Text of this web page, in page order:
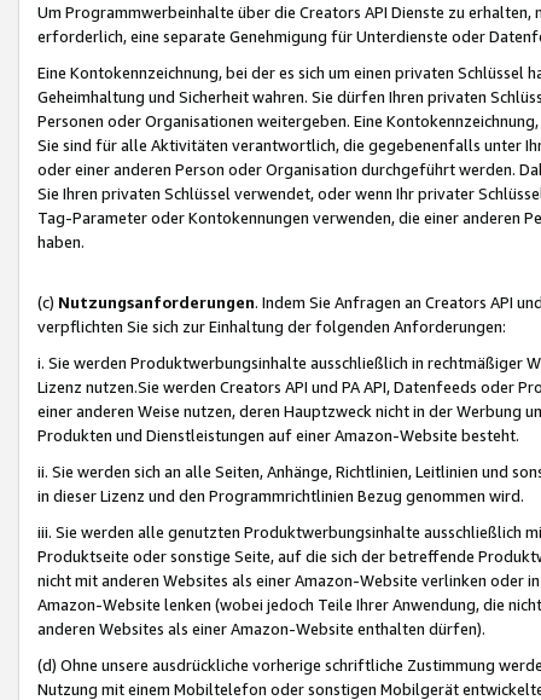
Um Programmwerbeinhalte über die Creators API Dienste zu
erforderlich, eine separate Genehmigung für Unterdienste oder
Eine Kontokennzeichnung, bei der es sich um einen privaten
Geheimhaltung und Sicherheit wahren. Sie dürfen Ihren privaten
Personen oder Organisationen weitergeben. Eine
Sie sind für alle Aktivitäten verantwortlich, die gegebenenfalls unter
oder einer anderen Person oder Organisation durchgeführt werden.
Sie Ihren privaten Schlüssel verwendet, oder wenn Ihr privater
Tag-Parameter oder Kontokennungen verwenden, die einer anderen
haben.
(c) Nutzungsanforderungen. Indem Sie Anfragen an Creators API
verpflichten Sie sich zur Einhaltung der folgenden Anforderungen:
i. Sie werden Produktwerbungsinhalte ausschließlich in rechtmäßiger
Lizenz nutzen.Sie werden Creators API und PA API, Datenfeeds oder
einer anderen Weise nutzen, deren Hauptzweck nicht in der Werbung
Produkten und Dienstleistungen auf einer Amazon-Website besteht.
ii. Sie werden sich an alle Seiten, Anhänge, Richtlinien, Leitlinien und
in dieser Lizenz und den Programmrichtlinien Bezug genommen wird.
iii. Sie werden alle genutzten Produktwerbungsinhalte ausschließlich
Produktseite oder sonstige Seite, auf die sich der betreffende
nicht mit anderen Websites als einer Amazon-Website verlinken oder
Amazon-Website lenken (wobei jedoch Teile Ihrer Anwendung, die
anderen Websites als einer Amazon-Website enthalten dürfen).
(d) Ohne unsere ausdrückliche vorherige schriftliche Zustimmung
Nutzung mit einem Mobiltelefon oder sonstigen Mobilgerät